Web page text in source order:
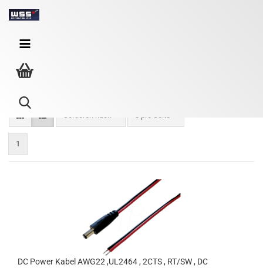
DC Stromkabel
Sortieren nach 8 pro Seite
1
DC Power Kabel AWG22 ,UL2464 , 2CTS , RT/SW , DC